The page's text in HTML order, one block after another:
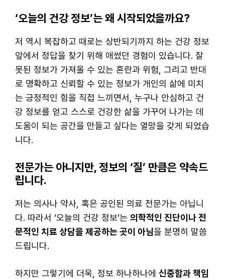
‘오늘의 건강 정보’는 왜 시작되었을까요?
저 역시 복잡하고 때로는 상반되기까지 하는 건강 정보
앞에서 정답을 찾기 위해 애썼던 경험이 있습니다. 잘
못된 정보가 가져올 수 있는 혼란과 위험, 그리고 반대
로 명확하고 신뢰할 수 있는 정보가 개인의 삶에 미치
는 긍정적인 힘을 직접 느끼면서, 누구나 안심하고 건
강 정보를 얻고 스스로 건강한 삶을 가꾸어 나가는 데
도움이 되는 공간을 만들고 싶다는 열망을 갖게 되었습
니다.
전문가는 아니지만, 정보의 ‘질’ 만큼은 약속드
립니다.
저는 의사나 약사, 혹은 공인된 의료 전문가는 아닙니
다. 따라서 ‘오늘의 건강 정보’는 의학적인 진단이나 전
문적인 치료 상담을 제공하는 곳이 아님을 분명히 말씀
드립니다.
하지만 그렇기에 더욱, 정보 하나하나에 신중함과 책임